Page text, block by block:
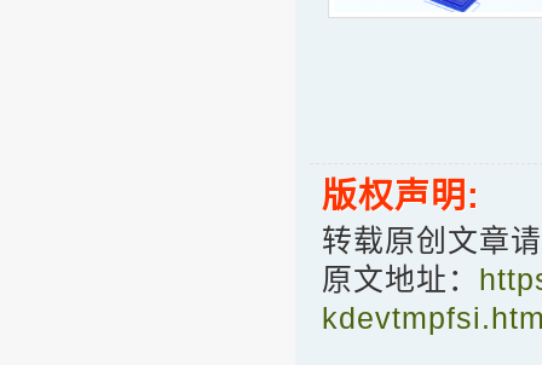
版权声明:
转载原创文章
原文地址：